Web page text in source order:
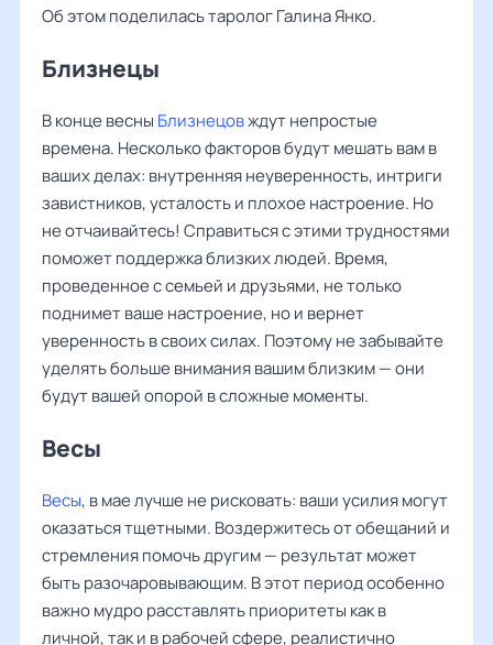
Об этом поделилась таролог Галина Янко.
Близнецы
В конце весны Близнецовждут непростые
времена. Несколько факторов будут мешать вам в
ваших делах: внутренняя неуверенность, интриги
завистников, усталость и плохое настроение. Но
не отчаивайтесь! Справиться с этими трудностями
поможет поддержка близких людей. Время,
проведенное с семьей и друзьями, не только
поднимет ваше настроение, но и вернет
уверенность в своих силах. Поэтому не забывайте
уделять больше внимания вашим близким — они
будут вашей опорой в сложные моменты.
Весы
Весы, в мае лучше не рисковать: ваши усилия могут
оказаться тщетными. Воздержитесь от обещаний и
стремления помочь другим — результат может
быть разочаровывающим. В этот период особенно
важно мудро расставлять приоритеты как в
личной, так и в рабочей сфере, реалистично